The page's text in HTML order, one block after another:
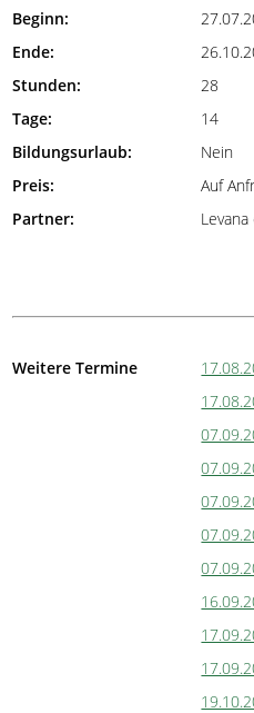
Beginn:
Ende:
Stunden:
28
Tage:
14
Bildungsurlaub:
Nein
Preis:
Auf
Partner:
Levana
Weitere Termine